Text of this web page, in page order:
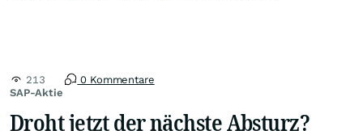
SAP-Aktie
213 0 Kommentare
Droht jetzt der nächste Absturz?